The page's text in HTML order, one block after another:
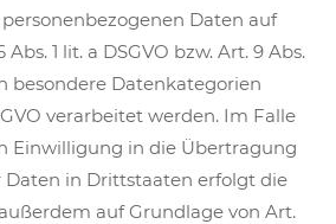
Daten auf
1 lit. a DSGVO bzw. Art. 9 Abs.
besondere Datenkategorien
verarbeitet werden. Im Falle
Einwilligung in die Übertragung
Daten in Drittstaaten erfolgt die
auf Grundlage von Art.